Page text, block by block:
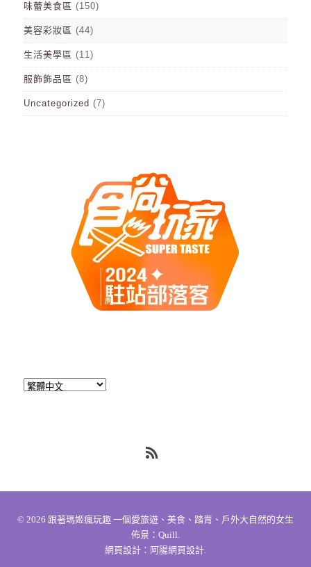
味蕾美食區 (150)
美容彩妝區 (44)
生活美學區 (11)
服飾飾品區 (8)
Uncategorized (7)
© 2026 跟著瑪姬瘋玩趣 一個愛旅遊、美食、踏青、戶外大自然的女生
佈景： Quill
網頁設計： 阿腸網頁設計